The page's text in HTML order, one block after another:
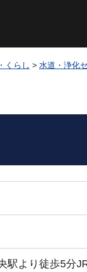
くらし > 水道・浄化
駅より徒歩5分